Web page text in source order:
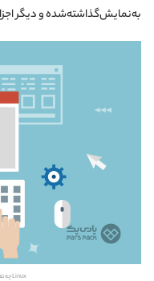
به‌نمایش‌گذاشته‌شده و دیگر
Linux چه تفاوتی با سایر سیستم‌عامل‌ها دارد؟